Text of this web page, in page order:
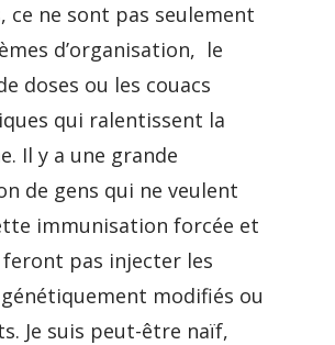
ce ne sont pas seulement
d’organisation, le
doses ou les couacs
qui ralentissent la
Il y a une grande
de gens qui ne veulent
immunisation forcée et
feront pas injecter les
modifiés ou
Je suis peut-être naïf,